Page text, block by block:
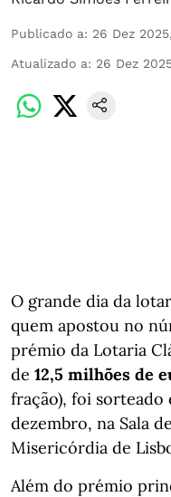
Publicado a: 26 Dez
Atualizado a: 26 Dez
O grande dia da
quem apostou no
prémio da Lotaria
de 12,5 milhões de
fração), foi sorteado
dezembro, na Sala
Misericórdia de
Além do prémio